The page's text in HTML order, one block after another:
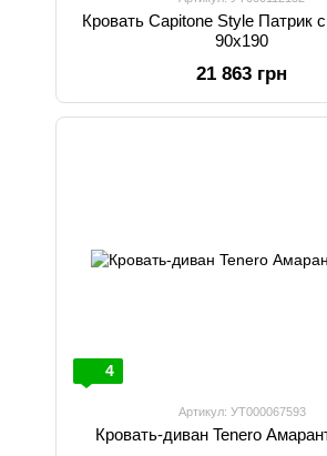
Кровать Capitone Style Патрик
90x190
21 863 грн
4
Артикул: УТ000067593
Кровать-диван